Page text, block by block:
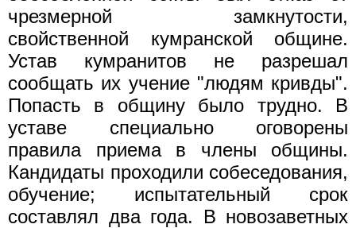
чрезмерной замкнутости,
свойственной кумранской общине.
Устав кумранитов не разрешал
сообщать их учение "людям кривды".
Попасть в общину было трудно. В
уставе специально оговорены
правила приема в члены общины.
Кандидаты проходили собеседования,
обучение; испытательный срок
составлял два года. В новозаветных